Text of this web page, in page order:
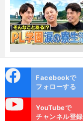
ok
Facebookで
フォローする
YouTubeで
チャンネル登録